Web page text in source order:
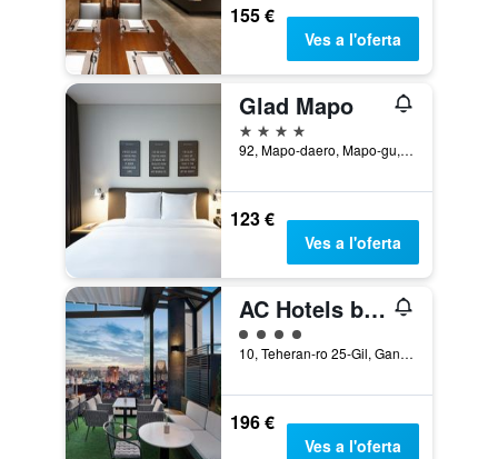
155 €
Ves a l'oferta
Glad Mapo
4 estrelles
92, Mapo-daero, Mapo-gu, Seül, Corea del Sud
123 €
Ves a l'oferta
AC Hotels by Marriott Seoul Gangnam
Categoria 4
10, Teheran-ro 25-Gil, Gangnam-gu, Seül, Corea del Sud
196 €
Ves a l'oferta